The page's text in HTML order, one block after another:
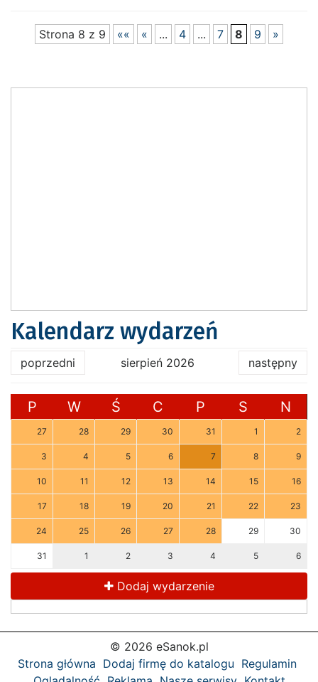
Strona 8 z 9 «« « ... 4 ... 7 8 9 »
Kalendarz wydarzeń
poprzedni sierpień 2026 następny
P W Ś C P S N
27 28 29 30 31 1 2
3 4 5 6 7 8 9
10 11 12 13 14 15 16
17 18 19 20 21 22 23
24 25 26 27 28 29 30
31 1 2 3 4 5 6
Dodaj wydarzenie
© 2026 eSanok.pl
Strona główna Dodaj firmę do katalogu Regulamin